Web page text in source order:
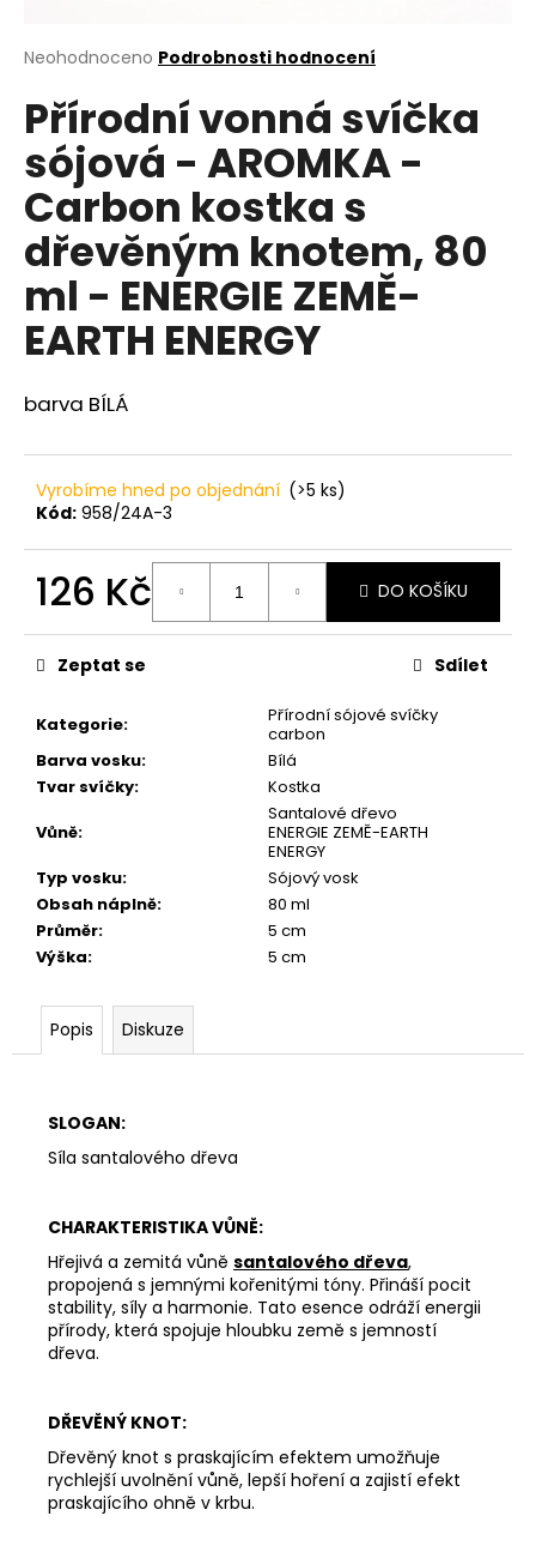
Průměrné
produktu
je
z
5
hvězdiček.
Neohodnoceno Podrobnosti hodnocení
Přírodní vonná svíčka
sójová - AROMKA -
Carbon kostka s
dřevěným knotem, 80
ml - ENERGIE ZEMĚ-
EARTH ENERGY
barva BÍLÁ
Vyrobíme hned po objednání (>5 ks)
Kód: 958/24A-3
126 Kč
cena:
DO KOŠÍKU
Kategorie:
Přírodní sójové svíčky
carbon
Barva vosku:
Bílá
Tvar svíčky:
Kostka
Vůně:
Santalové dřevo
ENERGIE ZEMĚ-EARTH
ENERGY
Typ vosku:
Sójový vosk
Obsah náplně:
80 ml
Průměr:
5 cm
Výška: 5 cm
Zeptat se Sdílet
Popis Diskuze
SLOGAN:
Síla santalového dřeva
CHARAKTERISTIKA VŮNĚ:
Hřejivá a zemitá vůně santalového dřeva,
propojená s jemnými kořenitými tóny. Přináší pocit
stability, síly a harmonie. Tato esence odráží energii
přírody, která spojuje hloubku země s jemností
dřeva.
DŘEVĚNÝ KNOT:
Dřevěný knot s praskajícím efektem umožňuje
rychlejší uvolnění vůně, lepší hoření a zajistí efekt
praskajícího ohně v krbu.
j
t
?
HLEDAT
o
o
u
č
m
e
PŘÍRODNÍ
VONNÁ
SVÍČKA
AROMKA
RECYKLOVANÉ
SKLO,
250
ML
257